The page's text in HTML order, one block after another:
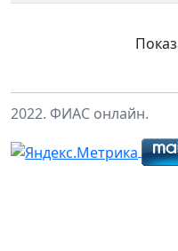
2022. ФИАС онлайн.